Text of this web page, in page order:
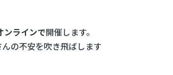
ンラインで開催します。
の不安を吹き飛ばします